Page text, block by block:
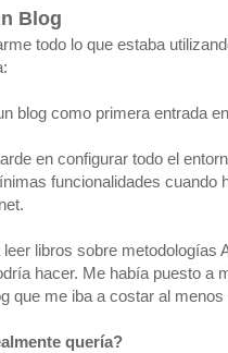
Blog
todo lo que estaba
blog como primera entrada
en configurar todo el
funcionalidades
libros sobre metodologías
hacer. Me había puesto a
que me iba a costar al menos
quería?